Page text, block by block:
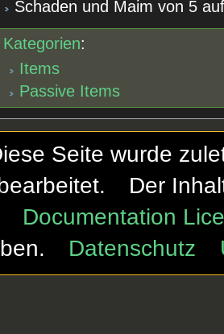
Schaden und Maim von 5
Kategorien:
Items
Passive Items
Seite wurde
Der
Documentation
Datenschutz